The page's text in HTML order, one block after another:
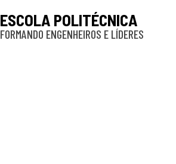
ESCOLA POLITÉCNICA
FORMANDO ENGENHEIROS E LÍDERES